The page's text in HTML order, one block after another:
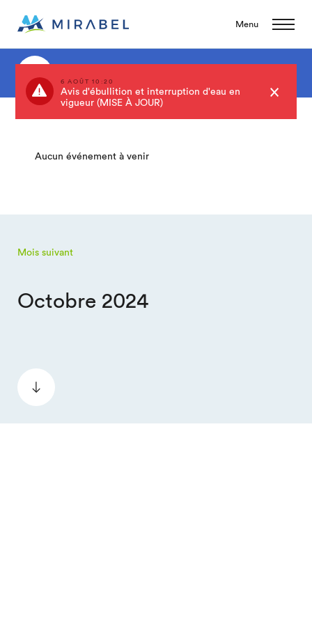
Menu
6 AOÛT 10:20
Avis d'ébullition et interruption d'eau en
vigueur (MISE À JOUR)
Aucun événement à venir
Mois suivant
Octobre 2024